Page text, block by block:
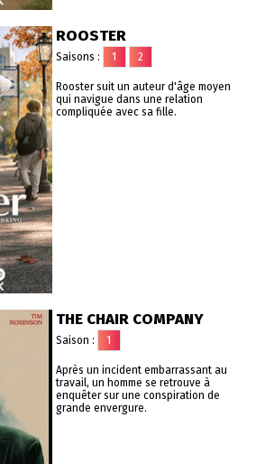
ROOSTER
Saisons : 1 2
Rooster suit un auteur d'âge moyen
qui navigue dans une relation
compliquée avec sa fille.
THE CHAIR COMPANY
Saison : 1
Après un incident embarrassant au
travail, un homme se retrouve à
enquêter sur une conspiration de
grande envergure.